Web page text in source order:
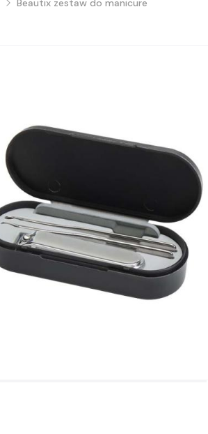
Beautix zestaw do manicure